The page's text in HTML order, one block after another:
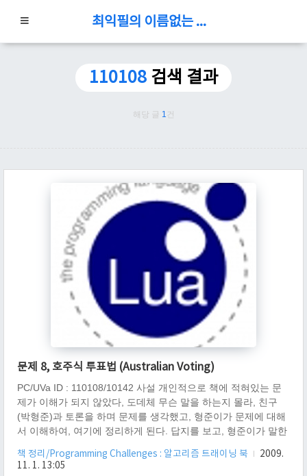
최익필의 이름없는 블로그
110108 검색 결과
해당 글 1 건
문제 8, 호주식 투표법 (Australian Voting)
PC/UVa ID : 110108/10142 사설 개인적으로 책에 적혀있는 문
제가 이해가 되지 않았다, 도데체 무슨 말을 하는지 몰라, 친구
(박형준)과 토론을 하며 문제를 생각했고, 형준이가 문제에 대해
서 이해하여, 여기에 정리하게 된다. 답지를 보고, 형준이가 말한
의 문제가 이해가 되지 않아, 검색하다 이 블로그를 찾게 된 사람
책 정리/Programming Challenges : 알고리즘 트래이닝 북
2009.
11. 1. 13:05